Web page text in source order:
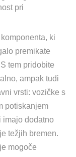
pri
ki
premikate
tem pridobite
ampak tudi
vrsti: vozičke s
potiskanjem
imajo dodatno
težjih bremen.
mogoče